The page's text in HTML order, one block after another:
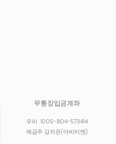
무통장입금계좌
우리 1005-804-573414
예금주 강지은(더비티엔)